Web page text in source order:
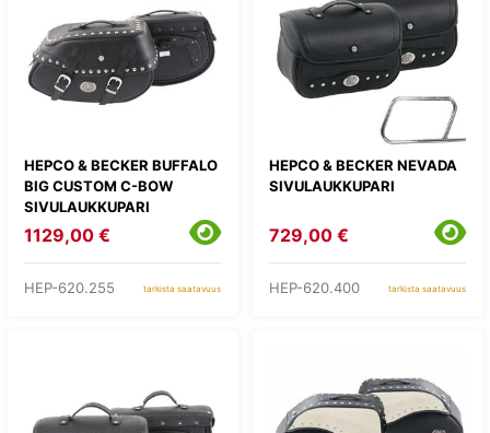
HEPCO & BECKER BUFFALO
BIG CUSTOM C-BOW
SIVULAUKKUPARI
1129,00 €
HEP-620.255 tarkista saatavuus
HEPCO & BECKER NEVADA
SIVULAUKKUPARI
729,00 €
HEP-620.400 tarkista saatavuus